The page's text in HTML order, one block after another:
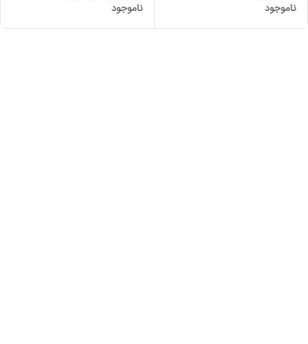
ناموجود
BV1.25-2-5.5 بسته 30 عددی
ناموجود